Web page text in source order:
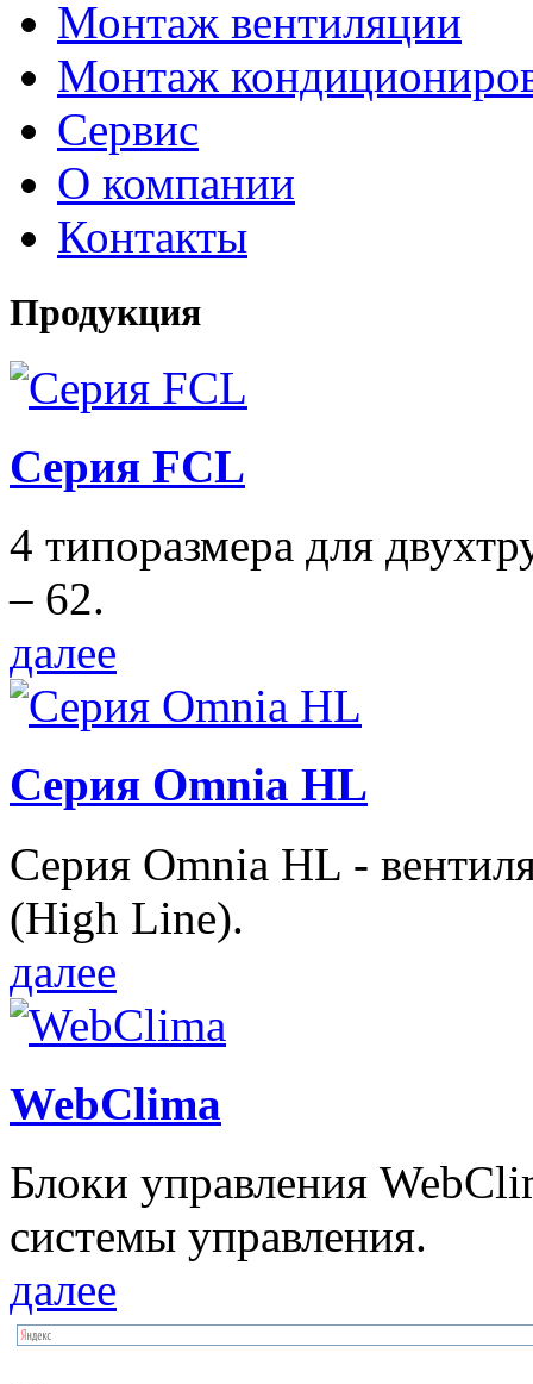
Монтаж вентиляции
Монтаж
Сервис
О компании
Контакты
Продукция
Серия FCL
4 типоразмера для
– 62.
далее
Серия Omnia HL
Серия Omnia HL -
(High Line).
далее
WebClima
Блоки упрaвлeния
системы управления.
далее